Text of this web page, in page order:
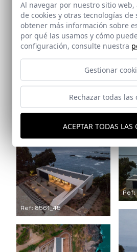
Ref:
Ref:
Ref: 8561_45
Al navegar por nuestro sitio
de cookies y otras tecnologías de
obtener más información sobre
por qué las usamos y cómo
configuración, consulte nuestra
Gestionar
Rechazar todas las
ACEPTAR TODAS LAS